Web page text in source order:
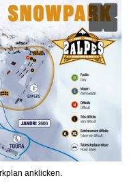
anklicken.